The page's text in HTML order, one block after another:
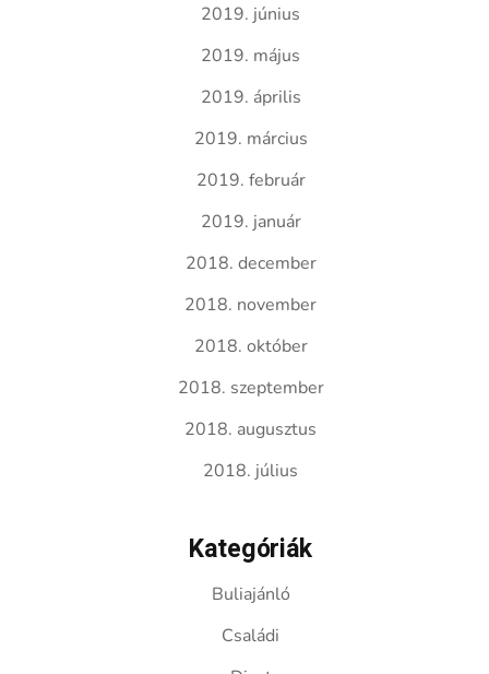
2019. június
2019. május
2019. április
2019. március
2019. február
2019. január
2018. december
2018. november
2018. október
2018. szeptember
2018. augusztus
2018. július
Kategóriák
Buliajánló
Családi